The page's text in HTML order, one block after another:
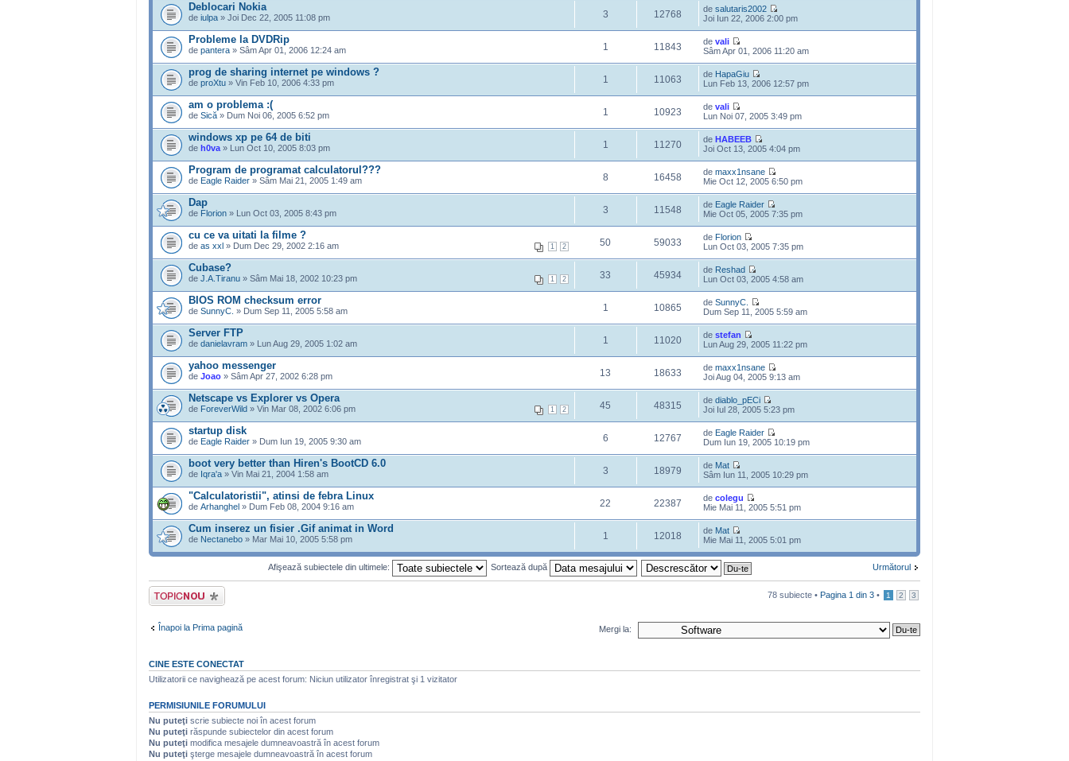
Deblocari Nokia
de iulpa » Joi Dec 22, 2005 11:08 pm 3 12768 de salutaris2002
Joi Iun 22, 2006 2:00 pm
Probleme la DVDRip
de pantera » Sâm Apr 01, 2006 12:24 am 1 11843 de vali
Sâm Apr 01, 2006 11:20 am
prog de sharing internet pe windows ?
de proXtu » Vin Feb 10, 2006 4:33 pm 1 11063 de HapaGiu
Lun Feb 13, 2006 12:57 pm
am o problema :(
de Sică » Dum Noi 06, 2005 6:52 pm 1 10923 de vali
Lun Noi 07, 2005 3:49 pm
windows xp pe 64 de biti
de h0va » Lun Oct 10, 2005 8:03 pm 1 11270 de HABEEB
Joi Oct 13, 2005 4:04 pm
Program de programat calculatorul???
de Eagle Raider » Sâm Mai 21, 2005 1:49 am 8 16458 de maxx1nsane
Mie Oct 12, 2005 6:50 pm
Dap
de Florion » Lun Oct 03, 2005 8:43 pm 3 11548 de Eagle Raider
Mie Oct 05, 2005 7:35 pm
cu ce va uitati la filme ?
1 2
de as xxl » Dum Dec 29, 2002 2:16 am 50 59033 de Florion
Lun Oct 03, 2005 7:35 pm
Cubase?
1 2
de J.A.Tiranu » Sâm Mai 18, 2002 10:23 pm 33 45934 de Reshad
Lun Oct 03, 2005 4:58 am
BIOS ROM checksum error
de SunnyC. » Dum Sep 11, 2005 5:58 am 1 10865 de SunnyC.
Dum Sep 11, 2005 5:59 am
Server FTP
de danielavram » Lun Aug 29, 2005 1:02 am 1 11020 de stefan
Lun Aug 29, 2005 11:22 pm
yahoo messenger
de Joao » Sâm Apr 27, 2002 6:28 pm 13 18633 de maxx1nsane
Joi Aug 04, 2005 9:13 am
Netscape vs Explorer vs Opera
1 2
de ForeverWild » Vin Mar 08, 2002 6:06 pm 45 48315 de diablo_pECi
Joi Iul 28, 2005 5:23 pm
startup disk
de Eagle Raider » Dum Iun 19, 2005 9:30 am 6 12767 de Eagle Raider
Dum Iun 19, 2005 10:19 pm
boot very better than Hiren's BootCD 6.0
de Iqra'a » Vin Mai 21, 2004 1:58 am 3 18979 de Mat
Sâm Iun 11, 2005 10:29 pm
"Calculatoristii", atinsi de febra Linux
de Arhanghel » Dum Feb 08, 2004 9:16 am 22 22387 de colegu
Mie Mai 11, 2005 5:51 pm
Cum inserez un fisier .Gif animat in Word
de Nectanebo » Mar Mai 10, 2005 5:58 pm 1 12018 de Mat
Mie Mai 11, 2005 5:01 pm
Următorul
Afişează subiectele din ultimele: Sortează după
Scrie un subiect
nou
78 subiecte • Pagina 1 din 3 • 1 2 3
Înapoi la Prima pagină Mergi la:
CINE ESTE CONECTAT
Utilizatorii ce navighează pe acest forum: Niciun utilizator înregistrat şi 1 vizitator
PERMISIUNILE FORUMULUI
Nu puteţi scrie subiecte noi în acest forum
Nu puteţi răspunde subiectelor din acest forum
Nu puteţi modifica mesajele dumneavoastră în acest forum
Nu puteţi şterge mesajele dumneavoastră în acest forum